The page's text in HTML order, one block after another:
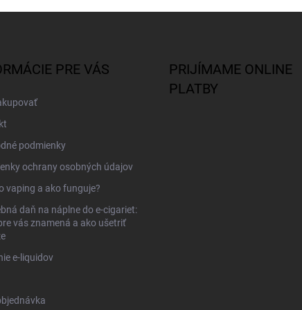
PRE VÁS
podmienky
ochrany osobných údajov
vaping a ako funguje?
daň na náplne do e-cigariet:
vás znamená a ako ušetriť
e-liquidov
PRIJÍMAME ONLINE
PLATBY